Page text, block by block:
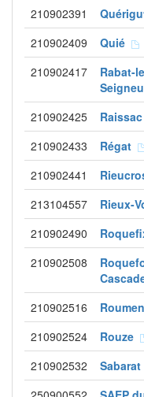
210902391
210902409 Quié
210902417
Rabat-
210902425 Raissac
210902433 Régat
210902441
213104557 Rieux-
210902490
210902508
210902516
210902524 Rouze
210902532 Sabarat